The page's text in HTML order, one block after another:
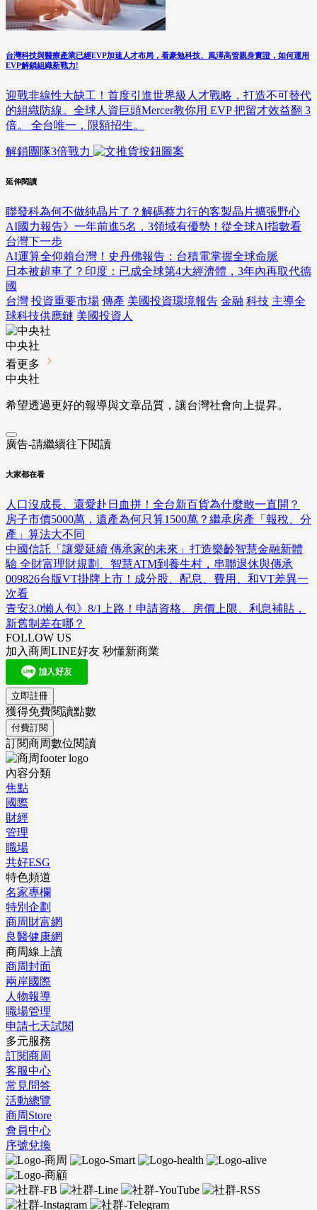
台灣科技與醫療產業已經EVP加速人才布局，看豪勉科技、風澤高管親身實證，如何運用
EVP解鎖組織新戰力!
迎戰非線性大缺工！首度引進世界級人才戰略，打造不可替代
的組織防線。全球人資巨頭Mercer教你用 EVP 把留才效益翻 3
倍。 全台唯一，限額招生。
解鎖團隊3倍戰力
延伸閱讀
聯發科為何不做純晶片了？解碼蔡力行的客製晶片擴張野心
AI國力報告》一年前進5名，3領域有優勢！從全球AI指數看
台灣下一步
AI運算全仰賴台灣！史丹佛報告：台積電掌握全球命脈
日本被超車了？印度：已成全球第4大經濟體，3年內再取代德
國
台灣 投資重要市場 傳產 美國投資環境報告 金融 科技 主導全
球科技供應鏈 美國投資人
中央社
看更多
中央社
希望透過更好的報導與文章品質，讓台灣社會向上提昇。
廣告-請繼續往下閱讀
大家都在看
人口沒成長、還愛赴日血拼！全台新百貨為什麼敢一直開？
房子市價5000萬，遺產為何只算1500萬？繼承房產「報稅、分
產」算法大不同
中國信託「讓愛延續 傳承家的未來」打造樂齡智慧金融新體
驗 全財富理財規劃、智慧ATM到養生村，串聯退休與傳承
009826台版VT掛牌上市！成分股、配息、費用、和VT差異一
次看
青安3.0懶人包》8/1上路！申請資格、房價上限、利息補貼，
新舊制差在哪？
FOLLOW US
加入商周LINE好友 秒懂新商業
立即註冊
獲得免費閱讀點數
付費訂閱
訂閱商周數位閱讀
內容分類
焦點
國際
財經
管理
職場
共好ESG
特色頻道
名家專欄
特別企劃
商周財富網
良醫健康網
商周線上讀
商周封面
兩岸國際
人物報導
職場管理
申請七天試閱
多元服務
訂閱商周
客服中心
常見問答
活動總覽
商周Store
會員中心
序號兌換